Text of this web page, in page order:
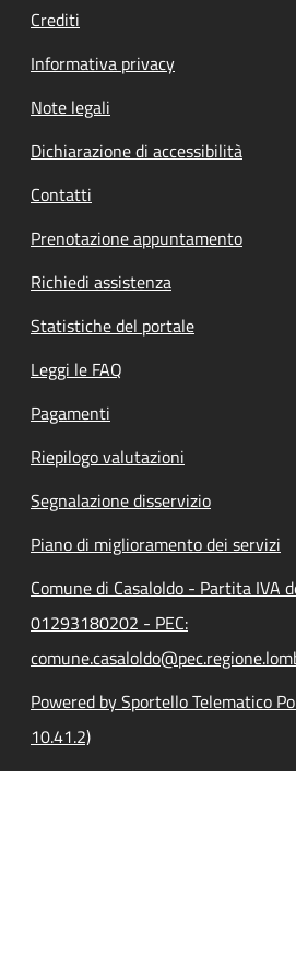
Crediti
Informativa privacy
Note legali
Dichiarazione di accessibilità
Contatti
Prenotazione appuntamento
Richiedi assistenza
Statistiche del portale
Leggi le FAQ
Pagamenti
Riepilogo valutazioni
Segnalazione disservizio
Piano di miglioramento dei servizi
Comune di Casaloldo - Partita IVA
01293180202 - PEC:
Powered by Sportello Telematico
10.41.2)